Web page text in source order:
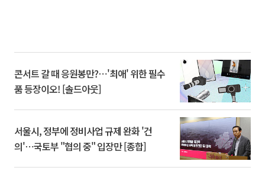
콘서트 갈 때 응원봉만?⋯'최애' 위한 필수
품 등장이오! [솔드아웃]
서울시, 정부에 정비사업 규제 완화 '건
의'⋯국토부 "협의 중" 입장만 [종합]